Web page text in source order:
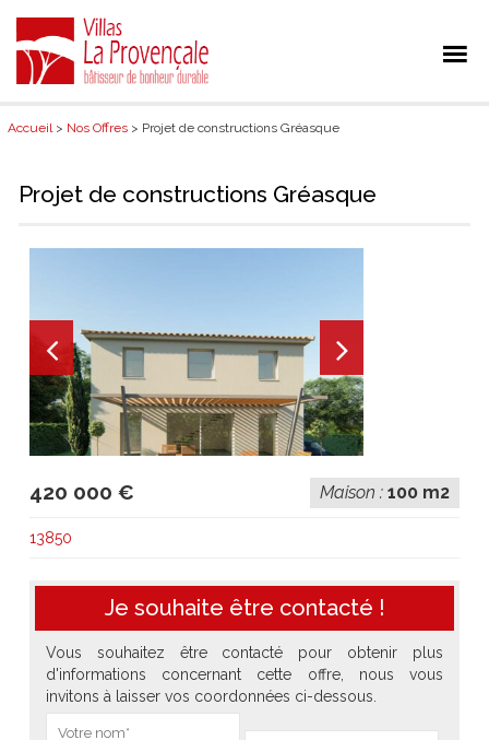
Accueil> Nos Offres > Projet de constructions Gréasque
Projet de constructions Gréasque
420 000 € Maison : 100 m2
13850
Je souhaite être contacté !
Vous souhaitez être contacté pour obtenir plus
d'informations concernant cette offre, nous vous
invitons à laisser vos coordonnées ci-dessous.